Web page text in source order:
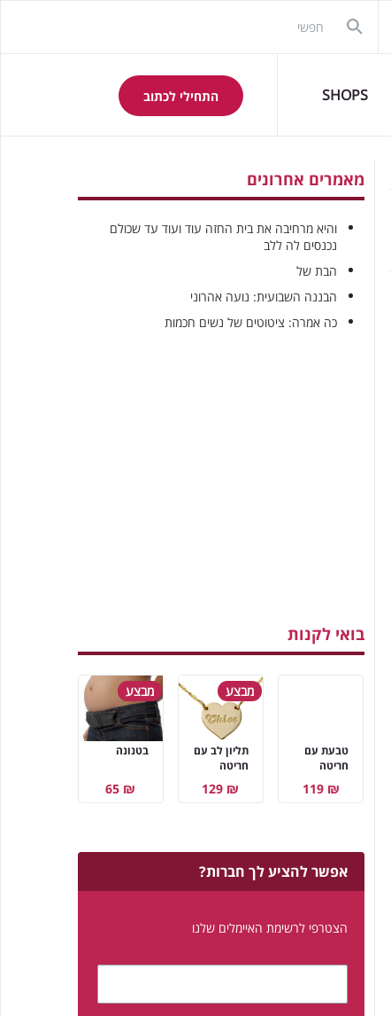
התחילי לכתוב SHOPS
מאמרים אחרונים
והיא מרחיבה את בית החזה עוד ועוד עד שכולם
נכנסים לה ללב
הבת של
הבננה השבועית: נועה אהרוני
כה אמרה: ציטוטים של נשים חכמות
בואי לקנות
מבצע
בטנונה
₪ 65
מבצע
תליון לב עם
חריטה
₪ 129
טבעת עם
חריטה
₪ 119
אפשר להציע לך חברות?
הצטרפי לרשימת האיימלים שלנו